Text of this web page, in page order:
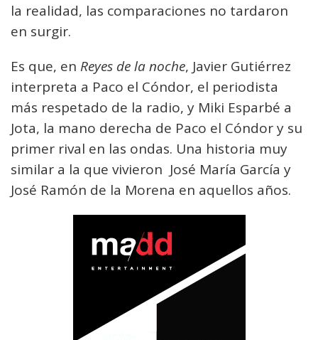
la realidad, las comparaciones no tardaron
en surgir.
Es que, en Reyes de la noche, Javier Gutiérrez
interpreta a Paco el Cóndor, el periodista
más respetado de la radio, y Miki Esparbé a
Jota, la mano derecha de Paco el Cóndor y su
primer rival en las ondas. Una historia muy
similar a la que vivieron José María García y
José Ramón de la Morena en aquellos años.